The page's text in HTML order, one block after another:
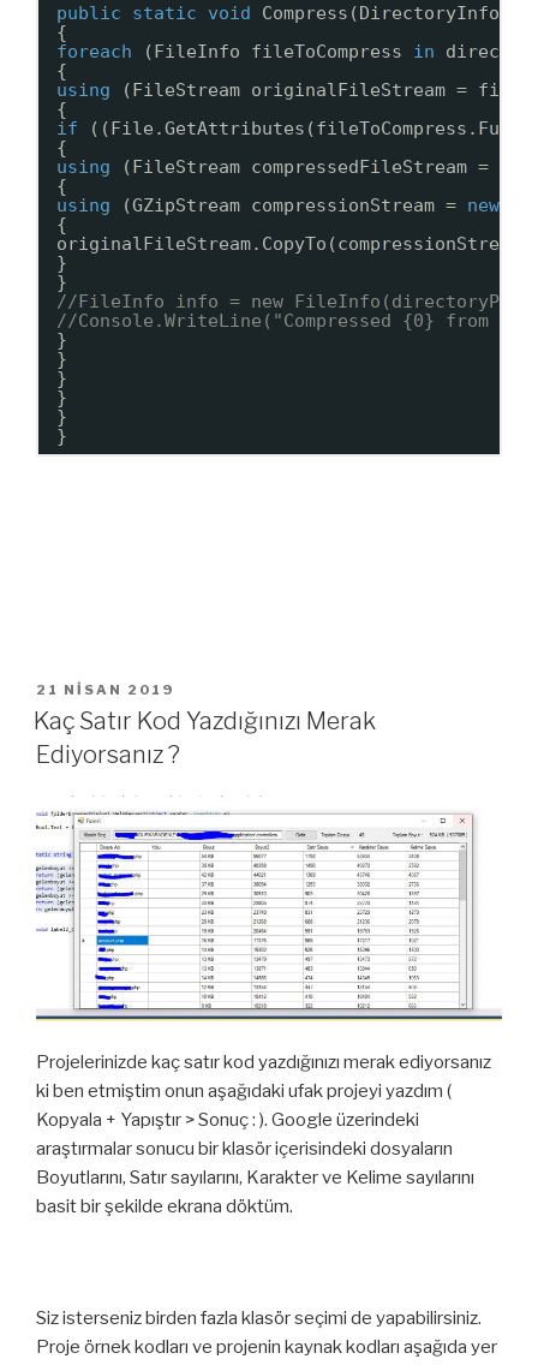
public
static void
Compress(DirectoryInfo
{
foreach
(FileInfo fileToCompress in
{
using
(FileStream originalFileStream =
{
if
{
using
(FileStream compressedFileStream =
{
using
(GZipStream compressionStream = new
{
}
}
//FileInfo info = new FileInfo(directoryPath
//Console.WriteLine("Compressed {0} from
}
}
}
}
}
}
YAYIM
TARIHI
21 NISAN 2019
Kaç Satır Kod Yazdığınızı Merak
Ediyorsanız ?
Projelerinizde kaç satır kod yazdığınızı merak ediyorsanız
ki ben etmiştim onun aşağıdaki ufak projeyi yazdım (
Kopyala + Yapıştır > Sonuç : ). Google üzerindeki
araştırmalar sonucu bir klasör içerisindeki dosyaların
Boyutlarını, Satır sayılarını, Karakter ve Kelime sayılarını
basit bir şekilde ekrana döktüm.
Siz isterseniz birden fazla klasör seçimi de yapabilirsiniz.
Proje örnek kodları ve projenin kaynak kodları aşağıda yer